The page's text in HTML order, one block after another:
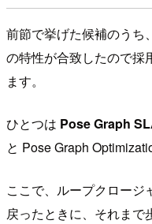
前節で挙げた候補のうち
の特性が合致したので採
ます。
ひとつは Pose Graph
と Pose Graph
ここで、ループクロージ
戻ったときに、それまで